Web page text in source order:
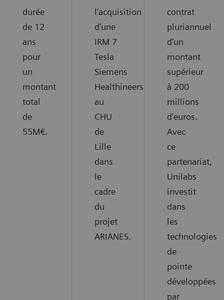
durée
de 12
ans
pour
un
montant
total
de
55M€.
l’acquisition
d’une
IRM 7
Tesla
Siemens
Healthineers
au
CHU
de
Lille
dans
le
cadre
du
projet
ARIANES.
contrat
pluriannuel
d’un
montant
supérieur
à 200
millions
d’euros.
Avec
ce
partenariat,
Unilabs
investit
dans
les
technologies
de
pointe
développées
par